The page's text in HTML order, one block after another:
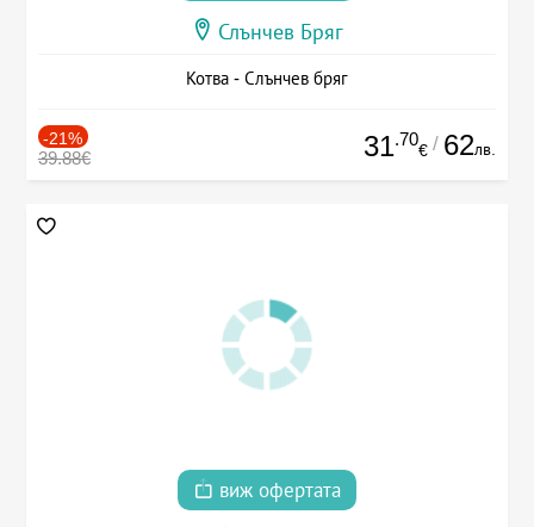
Слънчев Бряг
Котва - Слънчев бряг
-21%
39.88€ 31.70
€ / 62лв.
виж офертата